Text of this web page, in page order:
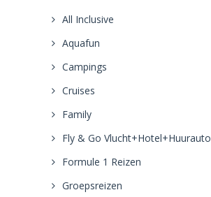
All Inclusive
Aquafun
Campings
Cruises
Family
Fly & Go Vlucht+Hotel+Huurauto
Formule 1 Reizen
Groepsreizen